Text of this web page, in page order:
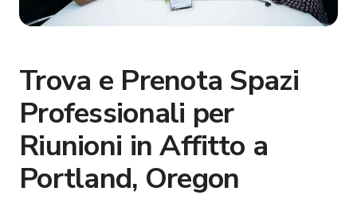
Trova e Prenota Spazi
Professionali per
Riunioni in Affitto a
Portland, Oregon